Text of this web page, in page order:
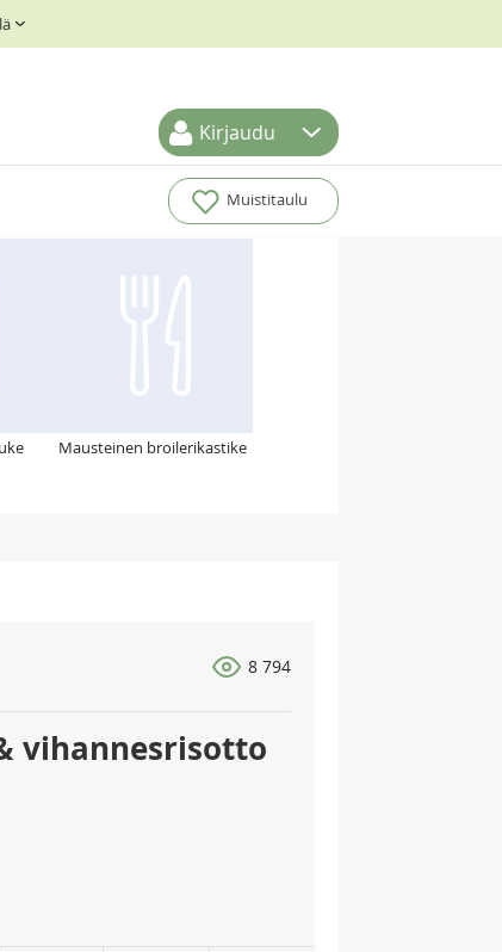
Kirjaudu
Muistitaulu
Mausteinen broilerikastike
8 794
vihannesrisotto